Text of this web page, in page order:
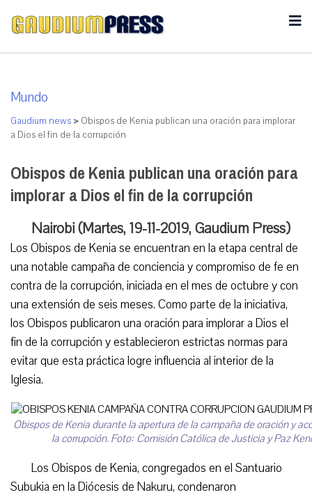
Mundo
Gaudium news > Obispos de Kenia publican una oración para implorar
a Dios el fin de la corrupción
Obispos de Kenia publican una oración para
implorar a Dios el fin de la corrupción
Nairobi (Martes, 19-11-2019, Gaudium Press)
Los Obispos de Kenia se encuentran en la etapa central de
una notable campaña de conciencia y compromiso de fe en
contra de la corrupción, iniciada en el mes de octubre y con
una extensión de seis meses. Como parte de la iniciativa,
los Obispos publicaron una oración para implorar a Dios el
fin de la corrupción y establecieron estrictas normas para
evitar que esta práctica logre influencia al interior de la
Iglesia.
Obispos de Kenia durante la apertura de la campaña de oración y
la corrupción. Foto: Comisión Católica de Justicia y Paz
Los Obispos de Kenia, congregados en el Santuario
Subukia en la Diócesis de Nakuru, condenaron